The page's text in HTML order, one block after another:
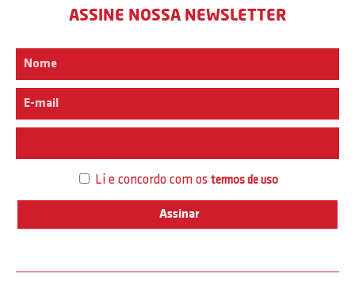
ASSINE NOSSA NEWSLETTER
Li e concordo com os termos de uso